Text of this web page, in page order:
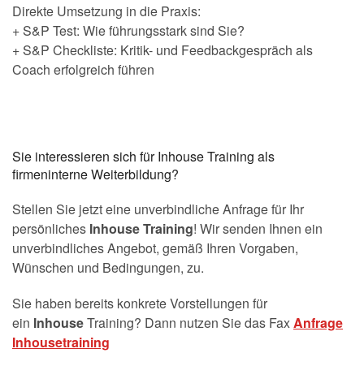
Direkte Umsetzung in die Praxis:
+ S&P Test: Wie führungsstark sind Sie?
+ S&P Checkliste: Kritik- und Feedbackgespräch als
Coach erfolgreich führen
Sie interessieren sich für Inhouse Training als
firmeninterne Weiterbildung?
Stellen Sie jetzt eine unverbindliche Anfrage für Ihr
persönliches Inhouse Training! Wir senden Ihnen ein
unverbindliches Angebot, gemäß Ihren Vorgaben,
Wünschen und Bedingungen, zu.
Sie haben bereits konkrete Vorstellungen für
ein InhouseTraining? Dann nutzen Sie das FaxAnfrage
Inhousetraining